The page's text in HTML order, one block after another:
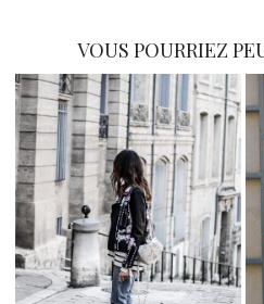
VOUS POURRIEZ